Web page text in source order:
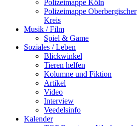
Polizeimappe Köln
Polizeimappe Oberbergischer
Kreis
Musik / Film
Spiel & Game
Soziales / Leben
Blickwinkel
Tieren helfen
Kolumne und Fiktion
Artikel
Video
Interview
Veedelsinfo
Kalender